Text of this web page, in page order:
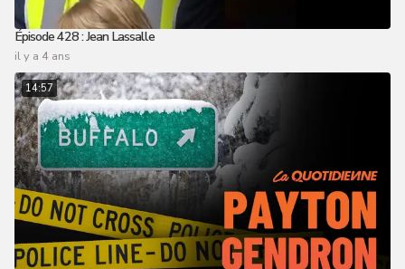
Épisode 428 : Jean Lassalle
il y a 4 ans
14:57